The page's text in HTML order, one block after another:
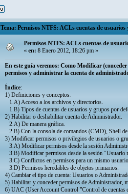
Tema: Permisos NTFS: ACLs cuentas de
Permisos NTFS: ACLs cuentas de
«en:8 Enero 2012, 18:26 pm »
En este guía veremos: Como Modificar
permisos y administrar la cuenta de
Índice:
1) Definiciones y conceptos.
1.A) Acceso a los archivos y directorios.
1.B) Tipos de cuentas de usuarios y grupos por
2) Habilitar o deshabilitar cuenta de Administrador.
2.A) De manera gráfica.
2.B) Con la consola de comandos (CMD), Shell
3) Modificar permisos o privilegios de usuarios o
3.A) Modificar permisos desde la sesión
3.B) Modificar permisos desde la sesión "Usuario
3.C) Conflictos en permisos para un mismo
3.D) Permisos heredables de objetos primarios.
4) Cambiar el tipo de cuenta: Usuarios o
5) Habilitar y conceder permisos de Administrador,
6) UAC (User Account Control "Control de cuentas